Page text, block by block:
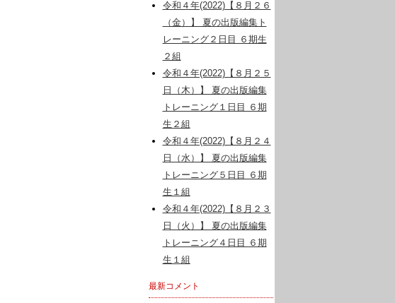
令和４年(2022)【８月２６
（金）】 夏の出版編集ト
レーニング２日目 ６期生
２組
令和４年(2022)【８月２５
日（木）】 夏の出版編集
トレーニング１日目 ６期
生２組
令和４年(2022)【８月２４
日（水）】 夏の出版編集
トレーニング５日目 ６期
生１組
令和４年(2022)【８月２３
日（火）】 夏の出版編集
トレーニング４日目 ６期
生１組
最新コメント